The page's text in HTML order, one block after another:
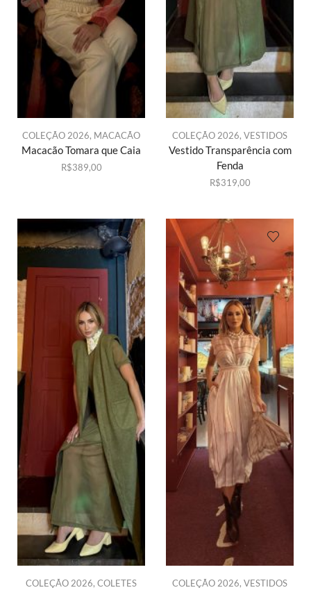
COLEÇÃO 2026, MACACÃO
Macacão Tomara que Caia
R$389,00
COLEÇÃO 2026, VESTIDOS
Vestido Transparência com
Fenda
R$319,00
COLEÇÃO 2026, COLETES COLEÇÃO 2026, VESTIDOS